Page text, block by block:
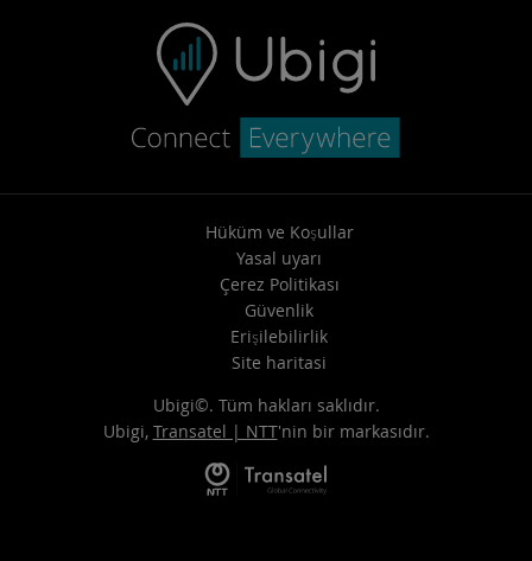
Hüküm ve Koşullar
Yasal uyarı
Çerez Politikası
Güvenlik
Erişilebilirlik
Site haritasi
Ubigi©. Tüm hakları saklıdır.
Ubigi, Transatel | NTT'nin bir markasıdır.